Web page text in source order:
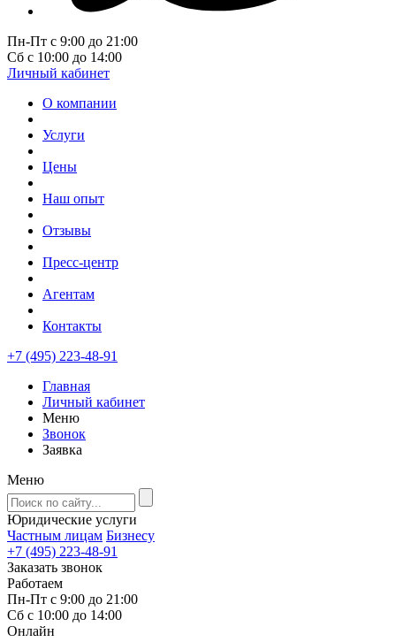
Пн-Пт с 9:00 до 21:00
Сб с 10:00 до 14:00
Личный кабинет
О компании
Услуги
Цены
Наш опыт
Отзывы
Пресс-центр
Агентам
Контакты
+7 (495) 223-48-91
Главная
Личный кабинет
Меню
Звонок
Заявка
Меню
Юридические услуги
Частным лицам Бизнесу
+7 (495) 223-48-91
Заказать звонок
Работаем
Пн-Пт с 9:00 до 21:00
Сб с 10:00 до 14:00
Онлайн